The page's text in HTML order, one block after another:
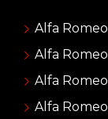
Alfa
Alfa
Alfa
Alfa